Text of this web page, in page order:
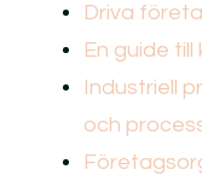
Driva
En guide
Industriell
och